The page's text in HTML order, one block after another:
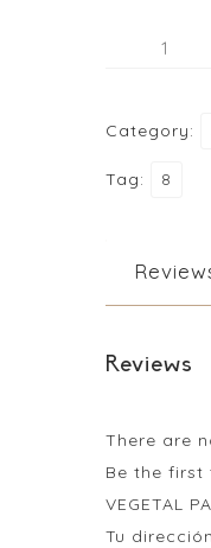
quantity
Category:
Tag: 8
Reviews
There are
Be the first
VEGETAL
Tu